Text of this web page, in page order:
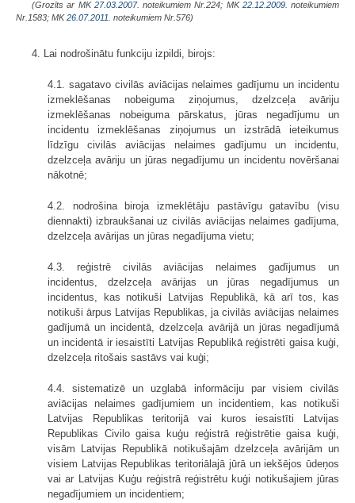
(Grozīts ar MK 27.03.2007. noteikumiem Nr.224; MK 22.12.2009. noteikumiem
Nr.1583; MK26.07.2011. noteikumiem Nr.576)
4. Lai nodrošinātu funkciju izpildi, birojs:
4.1. sagatavo civilās aviācijas nelaimes gadījumu un incidentu
izmeklēšanas nobeiguma ziņojumus, dzelzceļa avāriju
izmeklēšanas nobeiguma pārskatus, jūras negadījumu un
incidentu izmeklēšanas ziņojumus un izstrādā ieteikumus
līdzīgu civilās aviācijas nelaimes gadījumu un incidentu,
dzelzceļa avāriju un jūras negadījumu un incidentu novēršanai
nākotnē;
4.2. nodrošina biroja izmeklētāju pastāvīgu gatavību (visu
diennakti) izbraukšanai uz civilās aviācijas nelaimes gadījuma,
dzelzceļa avārijas un jūras negadījuma vietu;
4.3. reģistrē civilās aviācijas nelaimes gadījumus un
incidentus, dzelzceļa avārijas un jūras negadījumus un
incidentus, kas notikuši Latvijas Republikā, kā arī tos, kas
notikuši ārpus Latvijas Republikas, ja civilās aviācijas nelaimes
gadījumā un incidentā, dzelzceļa avārijā un jūras negadījumā
un incidentā ir iesaistīti Latvijas Republikā reģistrēti gaisa kuģi,
dzelzceļa ritošais sastāvs vai kuģi;
4.4. sistematizē un uzglabā informāciju par visiem civilās
aviācijas nelaimes gadījumiem un incidentiem, kas notikuši
Latvijas Republikas teritorijā vai kuros iesaistīti Latvijas
Republikas Civilo gaisa kuģu reģistrā reģistrētie gaisa kuģi,
visām Latvijas Republikā notikušajām dzelzceļa avārijām un
visiem Latvijas Republikas teritoriālajā jūrā un iekšējos ūdeņos
vai ar Latvijas Kuģu reģistrā reģistrētu kuģi notikušajiem jūras
negadījumiem un incidentiem;